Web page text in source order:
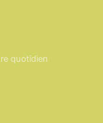
quotidien